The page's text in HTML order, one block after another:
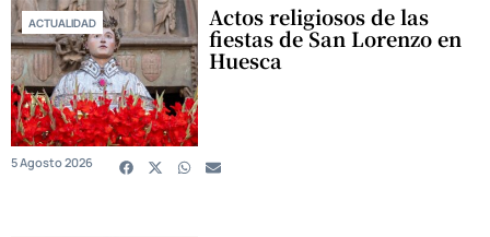
ACTUALIDAD Actos religiosos de las
fiestas de San Lorenzo en
Huesca
5 Agosto 2026